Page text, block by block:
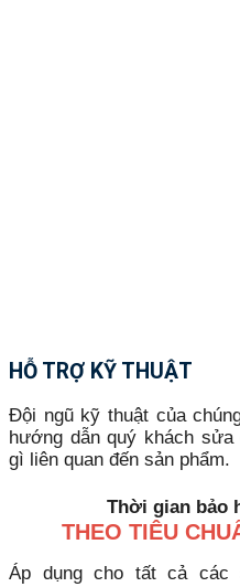
HỖ TRỢ KỸ THUẬT
Đội ngũ kỹ thuật của
hướng dẫn quý khách
gì liên quan đến sản phẩm.
Thời gian bảo
THEO TIÊU
Áp dụng cho tất cả các